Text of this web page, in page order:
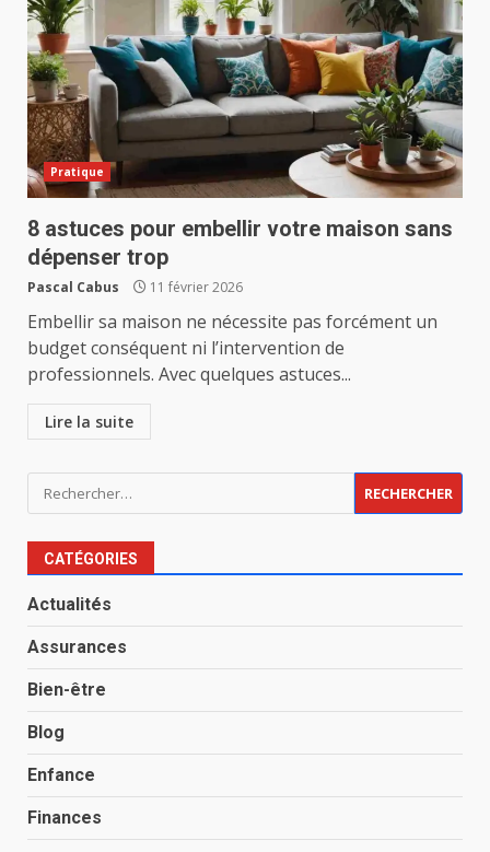
Pratique
8 astuces pour embellir votre maison sans
dépenser trop
Pascal Cabus 11 février 2026
Embellir sa maison ne nécessite pas forcément un
budget conséquent ni l’intervention de
professionnels. Avec quelques astuces...
Lire la suite
Rechercher :
CATÉGORIES
Actualités
Assurances
Bien-être
Blog
Enfance
Finances